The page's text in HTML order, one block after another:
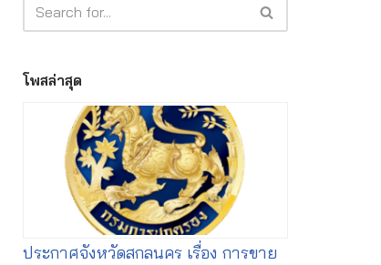
โพสล่าสุด
ประกาศจังหวัดสกลนคร เรื่อง การขาย